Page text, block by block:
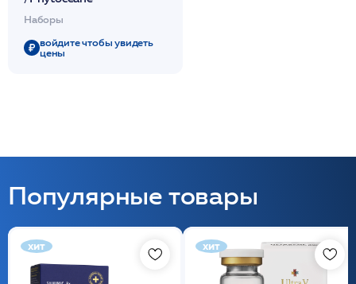
Наборы
войдите чтобы увидеть
цены
Популярные товары
хит хит